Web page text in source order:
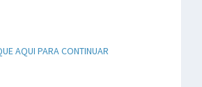
AQUI PARA CONTINUAR